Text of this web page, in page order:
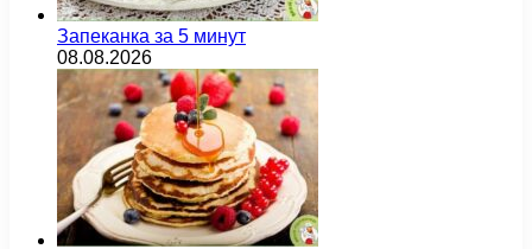
Запеканка за 5 минут
08.08.2026